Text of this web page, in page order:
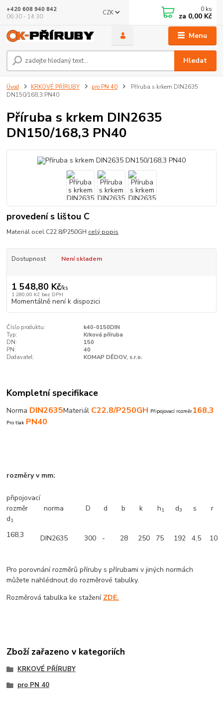
Menu
CZK
Hledat
+420 608 940 842
06:30 - 14:30
0 ks
za 0,00 Kč
Úvod KRKOVÉ PŘÍRUBY pro PN 40
Příruba s krkem DIN2635
DN150/168,3 PN40
Příruba s krkem DIN2635
DN150/168,3 PN40
provedení s lištou C
Materiál ocel C22.8/P250GH celý popis
Dostupnost Není skladem
1 548,80 Kč/ks
1 280,00 Kč bez DPH
Momentálně není k dispozici
Číslo produktu:
k40-0150DIN
Typ:
Krková příruba
DN:
150
PN:
40
Dodavatel:
KOMAP DĚDOV, s.r.o.
Kompletní specifikace
Norma DIN2635Materiál C22.8/P250GH Připojovací rozměr168,3
Pro tlak PN40
rozměry v mm:
připojovací
rozměr
d1
norma D d b k h1 d3 s r
168,3 DIN2635 300 - 28 250 75 192 4,5 10
Pro porovnání rozměrů příruby s přírubami v jiných normách
můžete nahlédnout do rozměrové tabulky.
Rozměrová tabulka ke stažení ZDE.
Zboží zařazeno v kategoriích
KRKOVÉ PŘÍRUBY
pro PN 40